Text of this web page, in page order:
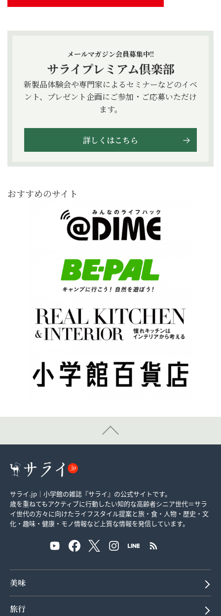
メールマガジン会員募集中!!
サライプレミアム倶楽部
新製品体験会や専門家によるセミナーなどのイベ
ント、プレゼント企画にご参加・ご応募いただけ
ます。
詳しくはこちら
おすすめのサイト
サライ.jp｜小学館の雑誌『サライ』の公式サイトです。
歳を重ねてもアクティブに行動したい知的な高齢者シニア世代＝サラ
イ世代の方々に向けたライフスタイル提案と旅・食・人物・歴史・文
化・趣味・健康・モノ情報など上質な情報を発信しています。
美味
旅行